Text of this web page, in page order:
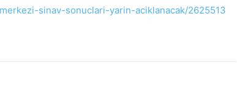
sinav-sonuclari-yarin-aciklanacak/2625513